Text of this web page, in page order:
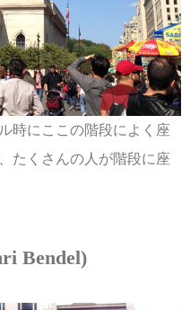
時にここの階段によく座
たくさんの人が階段に座
Bendel)